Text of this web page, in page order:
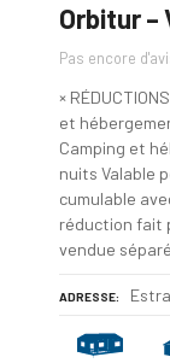
Orbitur –
Pas encore
×
et
Camping et
nuits Valable
cumulable
réduction fait
vendue
ADRESSE